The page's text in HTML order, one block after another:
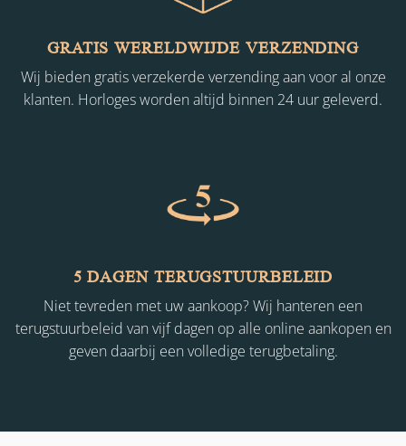
GRATIS WERELDWIJDE VERZENDING
Wij bieden gratis verzekerde verzending aan voor al onze
klanten. Horloges worden altijd binnen 24 uur geleverd.
5 DAGEN TERUGSTUURBELEID
Niet tevreden met uw aankoop? Wij hanteren een
terugstuurbeleid van vijf dagen op alle online aankopen en
geven daarbij een volledige terugbetaling.